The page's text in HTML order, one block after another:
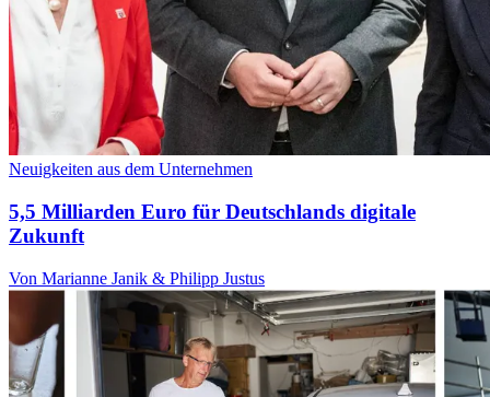
Neuigkeiten aus dem Unternehmen
5,5 Milliarden Euro für Deutschlands digitale
Zukunft
Von Marianne Janik & Philipp Justus